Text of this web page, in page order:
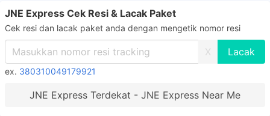
JNE Express Cek Resi & Lacak Paket
Cek resi dan lacak paket anda dengan mengetik nomor resi
X
ex. 380310049179921
JNE Express Terdekat - JNE Express Near Me